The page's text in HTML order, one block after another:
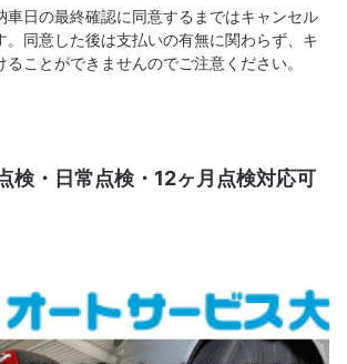
車日の最終確認に同意するまではキャンセル
。同意した後は支払いの有無に関わらず、キ
ことができませんのでご注意ください。
検・日常点検・12ヶ月点検対応可